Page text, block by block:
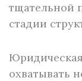
тщательной
стадии
охватывать